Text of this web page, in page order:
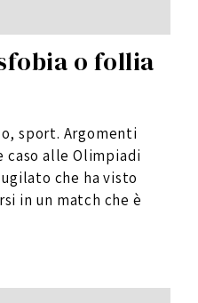
o follia
sport. Argomenti
caso alle Olimpiadi
che ha visto
in un match che è